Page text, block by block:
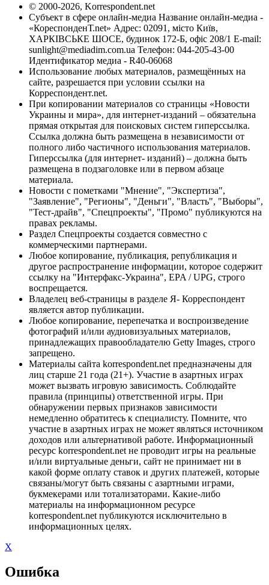
© 2000-2026, Korrespondent.net
Субъект в сфере онлайн-медиа Название онлайн-медиа -
«КореспонденТ.net» Адрес: 02091, місто Київ,
ХАРКІВСЬКЕ ШОСЕ, будинок 172-Б, офіс 208/1 E-mail:
sunlight@mediadim.com.ua Телефон: 044-205-43-00
Идентификатор медиа - R40-06068
Использование любых материалов, размещённых на
сайте, разрешается при условии ссылки на
Корреспондент.net.
При копировании материалов со страницы «Новости
Украины и мира», для интернет-изданий – обязательна
прямая открытая для поисковых систем гиперссылка.
Ссылка должна быть размещена в независимости от
полного либо частичного использования материалов.
Гиперссылка (для интернет- изданий) – должна быть
размещена в подзаголовке или в первом абзаце
материала.
Новости с пометками "Мнение", "Экспертиза",
"Заявление", "Регионы", "Деньги", "Власть", "Выборы",
"Тест-драйв", "Спецпроекты", "Промо" публикуются на
правах рекламы.
Раздел Спецпроекты создается совместно с
коммерческими партнерами.
Любое копирование, публикация, републикация и
другое распространение информации, которое содержит
ссылку на "Интерфакс-Украина", EPA / UPG, строго
воспрещается.
Владелец веб-страницы в разделе Я- Корреспондент
является автор публикации.
Любое копирование, перепечатка и воспроизведение
фотографий и/или аудиовизуальных материалов,
принадлежащих правообладателю Getty Images, строго
запрещено.
Материалы сайта korrespondent.net предназначены для
лиц старше 21 года (21+). Участие в азартных играх
может вызвать игровую зависимость. Соблюдайте
правила (принципы) ответственной игры. При
обнаружении первых признаков зависимости
немедленно обратитесь к специалисту. Помните, что
участие в азартных играх не может являться источником
доходов или альтернативой работе. Информационный
ресурс korrespondent.net не проводит игры на реальные
и/или виртуальные деньги, сайт не принимает ни в
какой форме оплату ставок и других платежей, которые
связаны/могут быть связаны с азартными играми,
букмекерами или тотализаторами. Какие-либо
материалы на информационном ресурсе
korrespondent.net публикуются исключительно в
информационных целях.
X
Ошибка